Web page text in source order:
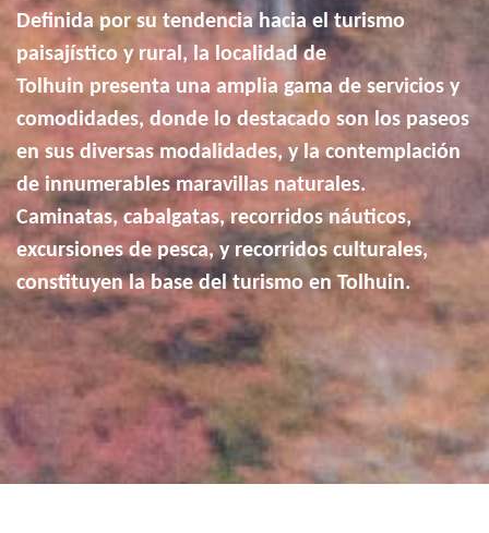
Definida por su tendencia hacia el turismo
paisajístico y rural, la localidad de
Tolhuin presenta una amplia gama de servicios y
comodidades, donde lo destacado son los paseos
en sus diversas modalidades, y la contemplación
de innumerables maravillas naturales.
Caminatas, cabalgatas, recorridos náuticos,
excursiones de pesca, y recorridos culturales,
constituyen la base del turismo en Tolhuin.